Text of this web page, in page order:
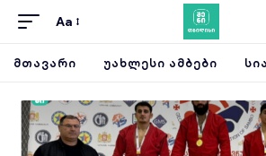
Aa
ᲛᲗᲐᲕᲐᲠᲘ ᲣᲐᲮᲚᲔᲡᲘ ᲐᲛᲑᲔᲑᲘ